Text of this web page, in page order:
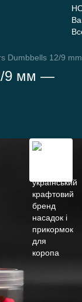
Dumbbells 12/9
9 мм —